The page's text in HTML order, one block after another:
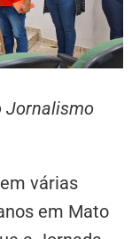
Jornalismo
várias
em Mato